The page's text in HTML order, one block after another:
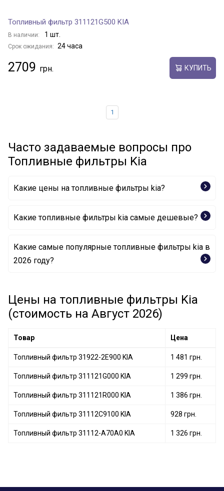
Топливный фильтр 311121G500 KIA
В наличии: 1 шт.
Срок ожидания: 24 часа
2709 КУПИТЬ
1
Часто задаваемые вопросы про
Топливные фильтры Kia
Какие цены на топливные фильтры kia?
Какие топливные фильтры kia самые дешевые?
Топливный фильтр 31112C9100 KIA
Топливный фильтр 311121G000 KIA
Какие самые популярные топливные фильтры kia в
2026 году?
Цены на топливные фильтры Kia
(стоимость на Август 2026)
Товар Цена
Топливный фильтр 31922-2E900 KIA 1 481 грн.
Топливный фильтр 311121G000 KIA 1 299 грн.
Топливный фильтр 311121R000 KIA 1 386 грн.
Топливный фильтр 31112C9100 KIA 928 грн.
Топливный фильтр 31112-A70A0 KIA 1 326 грн.